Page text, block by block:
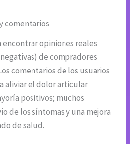
comentarios
encontrar opiniones reales
de compradores
comentarios de los usuarios
aliviar el dolor articular
positivos; muchos
de los síntomas y una mejora
de salud.